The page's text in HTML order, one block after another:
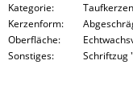
Kategorie:
Kerzenform:
Oberfläche:
Sonstiges:
Schriftzug